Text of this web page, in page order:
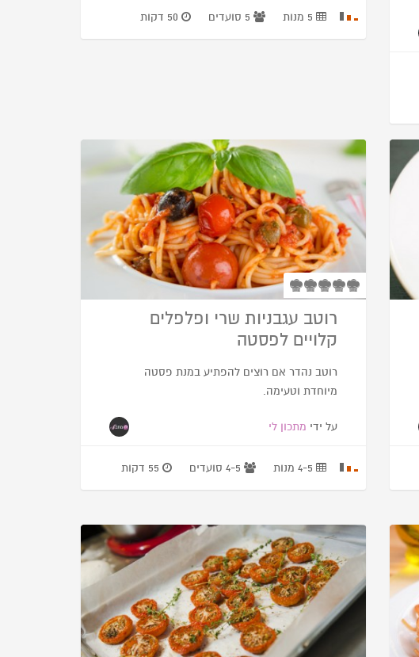
רוטב עגבניות שרי ופלפלים
קלויים לפסטה
רוטב נהדר אם רוצים להפתיע במנת פסטה
מיוחדת וטעימה.
על ידי מתכון לי